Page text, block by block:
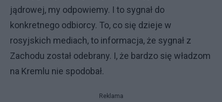
jądrowej, my odpowiemy. I to sygnał do
konkretnego odbiorcy. To, co się dzieje w
rosyjskich mediach, to informacja, że sygnał z
Zachodu został odebrany. I, że bardzo się władzom
na Kremlu nie spodobał.
Reklama